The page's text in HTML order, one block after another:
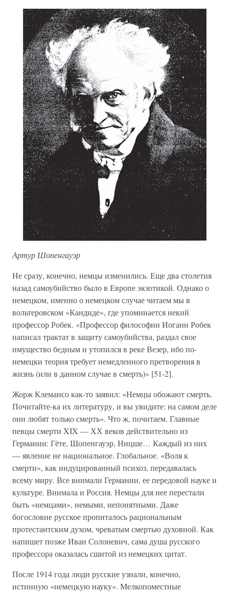
Артур Шопенгауэр
Не сразу, конечно, немцы изменились. Еще два столетия
назад самоубийство было в Европе экзотикой. Однако о
немецком, именно о немецком случае читаем мы в
вольтеровском «Кандиде», где упоминается некий
профессор Робек. «Профессор философии Иоганн Робек
написал трактат в защиту самоубийства, раздал свое
имущество бедным и утопился в реке Везер, ибо по-
немецки теория требует немедленного претворения в
жизнь (или в данном случае в смерть)» [51-2].
Жорж Клемансо как-то заявил: «Немцы обожают смерть.
Почитайте-ка их литературу, и вы увидите: на самом деле
они любят только смерть». Что ж, почитаем. Главные
певцы смерти XIX — ХХ веков действительно из
Германии: Гёте, Шопенгауэр, Ницше… Каждый из них
— явление не национальное. Глобальное. «Воля к
смерти», как индуцированный психоз, передавалась
всему миру. Все внимали Германии, ее передовой науке и
культуре. Внимала и Россия. Немцы для нее перестали
быть «немцами», немыми, непонятными. Даже
богословие русское пропиталось рациональным
протестантским духом, чреватым смертью духовной. Как
напишет позже Иван Солоневич, сама душа русского
профессора оказалась сшитой из немецких цитат.
После 1914 года люди русские узнали, конечно,
истинную «немецкую науку». Мелкопоместные